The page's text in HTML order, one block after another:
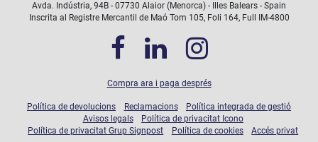
Avda. Indústria, 94B - 07730 Alaior (Menorca) - Illes Balears - Spain
Inscrita al Registre Mercantil de Maó Tom 105, Foli 164, Full IM-4800
Compra ara i paga després
Política de devolucions Reclamacions
Política integrada de gestió
Avisos legals
Política de privacitat Icono
Política de privacitat Grup Signpost
Política de cookies Accés privat